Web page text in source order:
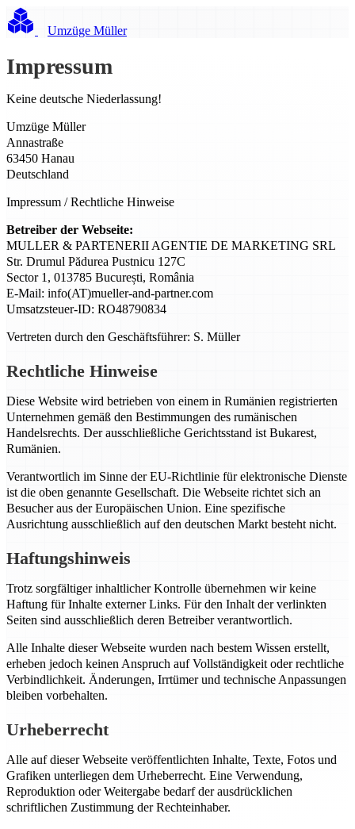
Umzüge Müller
Impressum
Keine deutsche Niederlassung!
Umzüge Müller
Annastraße
63450 Hanau
Deutschland
Impressum / Rechtliche Hinweise
Betreiber der Webseite:
MULLER & PARTENERII AGENTIE DE MARKETING SRL
Str. Drumul Pădurea Pustnicu 127C
Sector 1, 013785 București, România
E-Mail: info(AT)mueller-and-partner.com
Umsatzsteuer-ID: RO48790834
Vertreten durch den Geschäftsführer: S. Müller
Rechtliche Hinweise
Diese Website wird betrieben von einem in Rumänien registrierten
Unternehmen gemäß den Bestimmungen des rumänischen
Handelsrechts. Der ausschließliche Gerichtsstand ist Bukarest,
Rumänien.
Verantwortlich im Sinne der EU-Richtlinie für elektronische Dienste
ist die oben genannte Gesellschaft. Die Webseite richtet sich an
Besucher aus der Europäischen Union. Eine spezifische
Ausrichtung ausschließlich auf den deutschen Markt besteht nicht.
Haftungshinweis
Trotz sorgfältiger inhaltlicher Kontrolle übernehmen wir keine
Haftung für Inhalte externer Links. Für den Inhalt der verlinkten
Seiten sind ausschließlich deren Betreiber verantwortlich.
Alle Inhalte dieser Webseite wurden nach bestem Wissen erstellt,
erheben jedoch keinen Anspruch auf Vollständigkeit oder rechtliche
Verbindlichkeit. Änderungen, Irrtümer und technische Anpassungen
bleiben vorbehalten.
Urheberrecht
Alle auf dieser Webseite veröffentlichten Inhalte, Texte, Fotos und
Grafiken unterliegen dem Urheberrecht. Eine Verwendung,
Reproduktion oder Weitergabe bedarf der ausdrücklichen
schriftlichen Zustimmung der Rechteinhaber.